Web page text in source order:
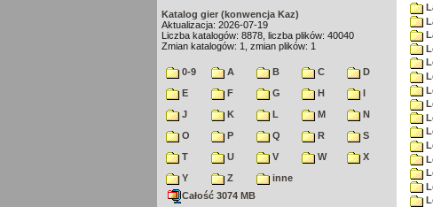
Katalog gier (konwencja Kaz)
Aktualizacja: 2026-07-19
Liczba katalogów: 8878, liczba plików: 40040
Zmian katalogów: 1, zmian plików: 1
0-9 A B C
D
E
F G H
I
J
K L M
N
O
P Q R
S
T
U V W
X
Y
Z
inne
Całość 3074 MB